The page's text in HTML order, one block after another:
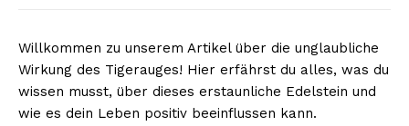
Willkommen zu unserem Artikel über die unglaubliche
Wirkung des Tigerauges! Hier erfährst du alles, was du
wissen musst, über dieses erstaunliche Edelstein und
wie es dein Leben positiv beeinflussen kann.